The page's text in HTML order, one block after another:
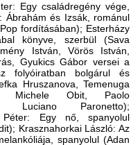
Egy családregény vége,
Ábrahám és Izsák, románul
fordításában); Esterházy
könyve, szerbül (Sava
István, Vörös István,
Gyukics Gábor versei a
folyóiratban bolgárul és
Hruszanova, Temenuga
Michele Obit, Paolo
Luciano Paronetto);
Péter: Egy nő, spanyolul
Krasznahorkai László: Az
spanyolul (Adan